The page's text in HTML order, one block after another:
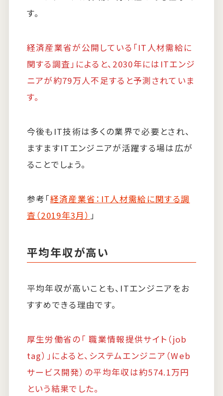
す。
経済産業省が公開している「IT人材需給に
関する調査」によると、2030年にはITエンジ
ニアが約79万人不足すると予測されていま
す。
今後もIT技術は多くの業界で必要とされ、
ますますITエンジニアが活躍する場は広が
ることでしょう。
参考「経済産業省：IT人材需給に関する調
査（2019年3月） 」
平均年収が高い
平均年収が高いことも、ITエンジニアをお
すすめできる理由です。
厚生労働省の「 職業情報提供サイト（job
tag）」によると、システムエンジニア（Web
サービス開発）の平均年収は約574.1万円
という結果でした。